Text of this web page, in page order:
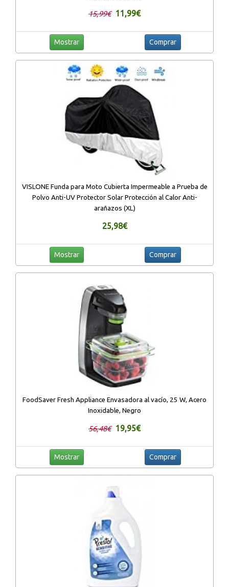
15,99€ 11,99€
Mostrar Comprar
VISLONE Funda para Moto Cubierta Impermeable a Prueba de
Polvo Anti-UV Protector Solar Protección al Calor Anti-
arañazos (XL)
25,98€
Mostrar Comprar
FoodSaver Fresh Appliance Envasadora al vacío, 25 W, Acero
Inoxidable, Negro
56,48€ 19,95€
Mostrar Comprar